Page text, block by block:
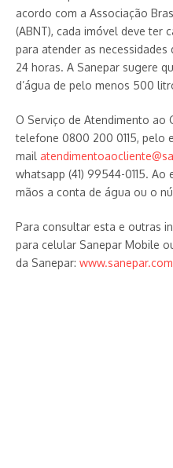
acordo com a Associação
(ABNT), cada imóvel deve ter
para atender as
24 horas. A Sanepar sugere
d’água de pelo menos 500
O Serviço de Atendimento ao
telefone 0800 200 0115, pelo
mail
whatsapp (41) 99544-0115.
mãos a conta de água ou o
Para consultar esta e outras
para celular Sanepar Mobile
da Sanepar: